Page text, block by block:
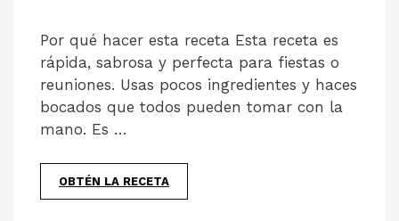
Por qué hacer esta receta Esta receta es
rápida, sabrosa y perfecta para fiestas o
reuniones. Usas pocos ingredientes y haces
bocados que todos pueden tomar con la
mano. Es …
OBTÉN LA RECETA